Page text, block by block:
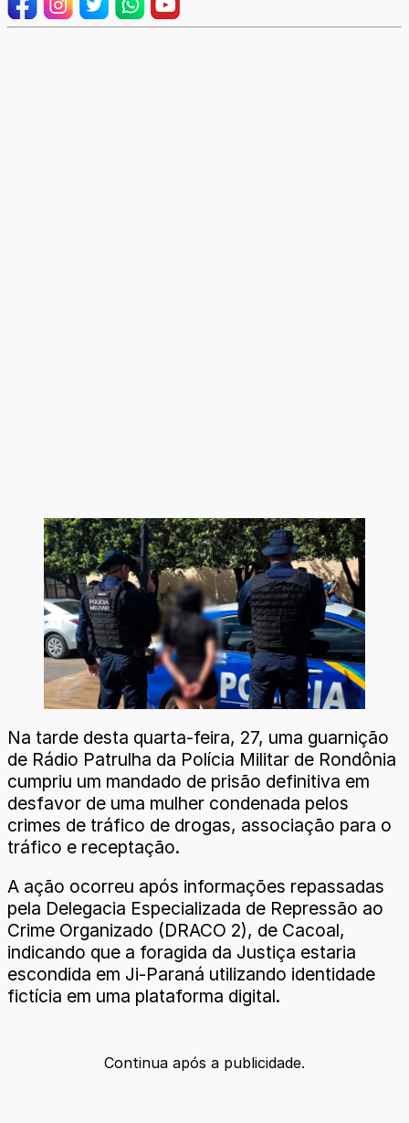
Na tarde desta quarta-feira, 27, uma guarnição
de Rádio Patrulha da Polícia Militar de Rondônia
cumpriu um mandado de prisão definitiva em
desfavor de uma mulher condenada pelos
crimes de tráfico de drogas, associação para o
tráfico e receptação.
A ação ocorreu após informações repassadas
pela Delegacia Especializada de Repressão ao
Crime Organizado (DRACO 2), de Cacoal,
indicando que a foragida da Justiça estaria
escondida em Ji-Paraná utilizando identidade
fictícia em uma plataforma digital.
Continua após a publicidade.